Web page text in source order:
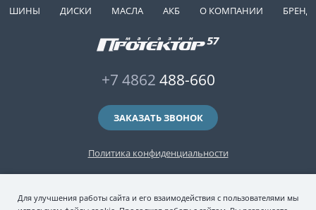
ШИНЫ ДИСКИ МАСЛА АКБ О КОМПАНИИ
Политика конфиденциальности
+7 4862 488-660
ЗАКАЗАТЬ ЗВОНОК
2006-2026 © интернет-магазин "Протектор 57" — автомобильные шины
(зимние и летние шины), колесные диски, шиномонтаж и хранение шин.
Для улучшения работы сайта и его взаимодействия с пользователями мы